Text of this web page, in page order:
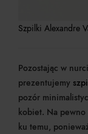
Szpilki Alexandre
Pozostając w
prezentujemy
pozór
kobiet. Na pewno
ku temu,